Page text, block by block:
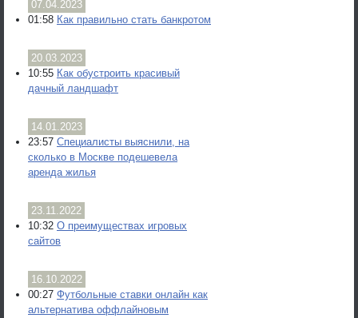
07.04.2023
01:58 Как правильно стать банкротом
20.03.2023
10:55 Как обустроить красивый
дачный ландшафт
14.01.2023
23:57 Специалисты выяснили, на
сколько в Москве подешевела
аренда жилья
23.11.2022
10:32 О преимуществах игровых
сайтов
16.10.2022
00:27 Футбольные ставки онлайн как
альтернатива оффлайновым